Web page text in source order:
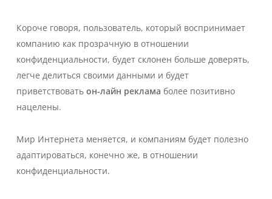
Короче говоря, пользователь, который воспринимает
компанию как прозрачную в отношении
конфиденциальности, будет склонен больше доверять,
легче делиться своими данными и будет
приветствовать он-лайн реклама более позитивно
нацелены.
Мир Интернета меняется, и компаниям будет полезно
адаптироваться, конечно же, в отношении
конфиденциальности.